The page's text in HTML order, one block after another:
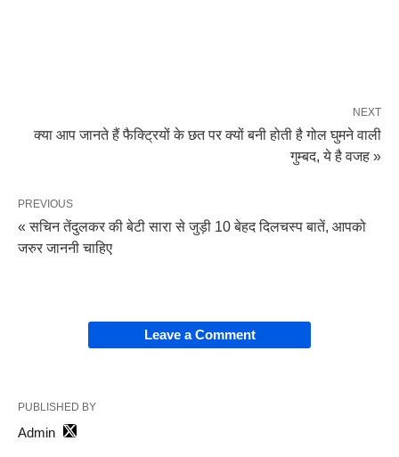
NEXT
क्या आप जानते हैं फैक्ट्रियों के छत पर क्यों बनी होती है गोल घुमने वाली
गुम्बद, ये है वजह »
PREVIOUS
« सचिन तेंदुलकर की बेटी सारा से जुड़ी 10 बेहद दिलचस्प बातें, आपको
जरुर जाननी चाहिए
Leave a Comment
PUBLISHED BY
Admin